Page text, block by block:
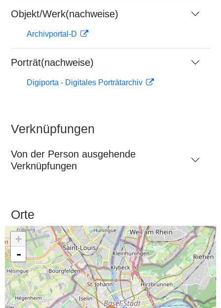
Objekt/Werk(nachweise)
Archivportal-D
Porträt(nachweise)
Digiporta - Digitales Porträtarchiv
Verknüpfungen
Von der Person ausgehende
Verknüpfungen
Orte
+
-